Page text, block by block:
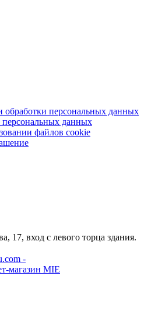
персональных данных
персональных данных
файлов cookie
17, вход с левого торца здания.
-
магазин MIE